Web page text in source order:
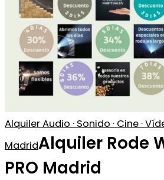
Alquiler Audio · Sonido · Cine ·
MadridAlquiler Rode
PRO Madrid